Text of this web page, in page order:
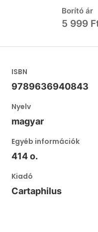
Borító ár
5 999
ISBN
9789636940843
Nyelv
magyar
Egyéb információk
414 o.
Kiadó
Cartaphilus